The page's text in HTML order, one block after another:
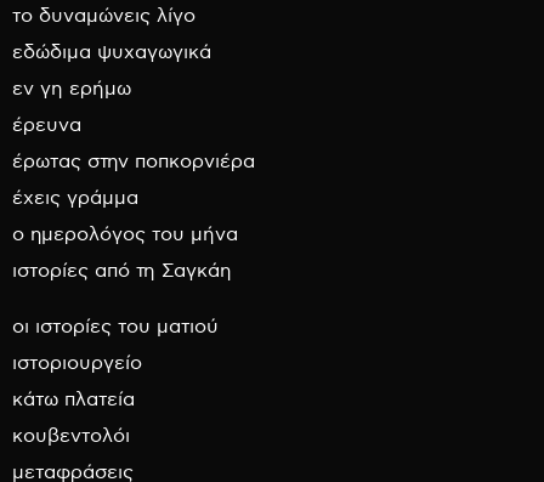
το δυναμώνεις λίγο
εδώδιμα ψυχαγωγικά
εν γη ερήμω
έρευνα
έρωτας στην ποπκορνιέρα
έχεις γράμμα
ο ημερολόγος του μήνα
ιστορίες από τη Σαγκάη
οι ιστορίες του ματιού
ιστοριουργείο
κάτω πλατεία
κουβεντολόι
μεταφράσεις